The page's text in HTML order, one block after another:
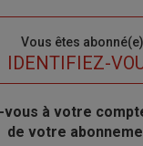
Vous êtes abonné(e)
IDENTIFIEZ-
vous à votre
de votre